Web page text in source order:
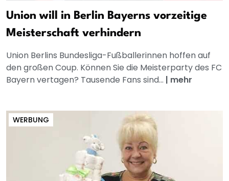
Union will in Berlin Bayerns vorzeitige
Meisterschaft verhindern
Union Berlins Bundesliga-Fußballerinnen hoffen auf
den großen Coup. Können Sie die Meisterparty des FC
Bayern vertagen? Tausende Fans sind... | mehr
WERBUNG